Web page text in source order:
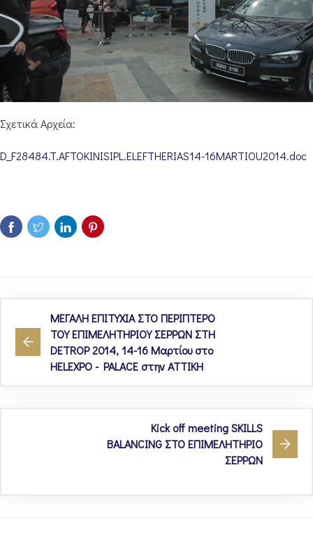
Σχετικά Αρχεία:
D_F28484.T.AFTOKINISIPL.ELEFTHERIAS14-16MARTIOU2014.doc
ΜΕΓΑΛΗ ΕΠΙΤΥΧΙΑ ΣΤΟ ΠΕΡΙΠΤΕΡΟ
ΤΟΥ ΕΠΙΜΕΛΗΤΗΡΙΟΥ ΣΕΡΡΩΝ ΣΤΗ
DETROP 2014, 14-16 Μαρτίου στο
HELEXPO - PALACE στην ΑΤΤΙΚΗ
Kick off meeting SKILLS
BALANCING ΣΤΟ ΕΠΙΜΕΛΗΤΗΡΙΟ
ΣΕΡΡΩΝ